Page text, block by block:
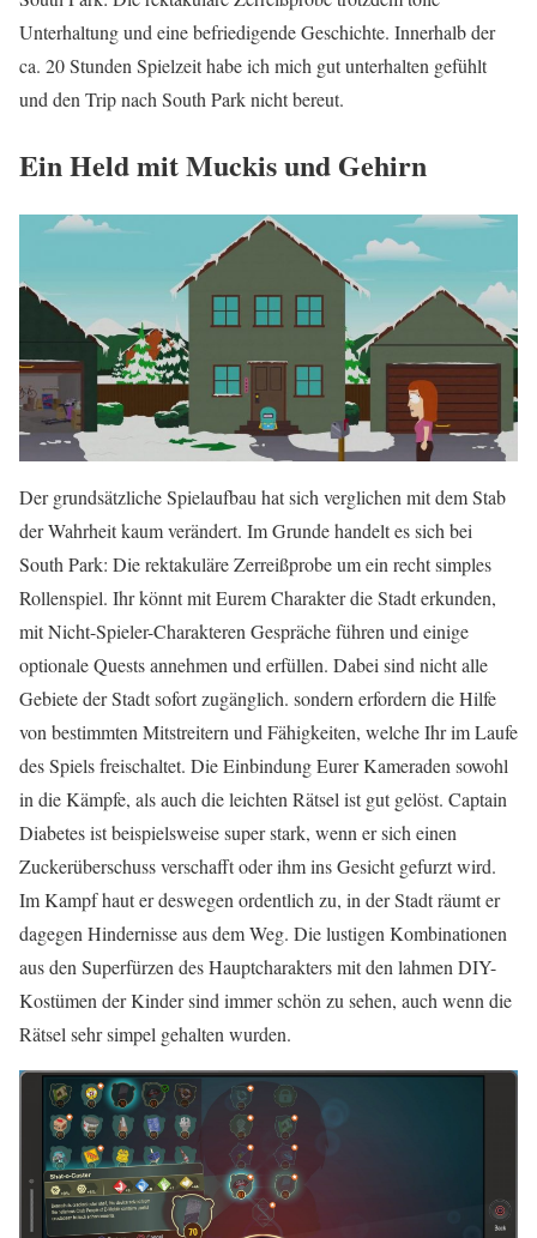
Unterhaltung und eine befriedigende Geschichte. Innerhalb der
ca. 20 Stunden Spielzeit habe ich mich gut unterhalten gefühlt
und den Trip nach South Park nicht bereut.
Ein Held mit Muckis und Gehirn
Der grundsätzliche Spielaufbau hat sich verglichen mit dem Stab
der Wahrheit kaum verändert. Im Grunde handelt es sich bei
South Park: Die rektakuläre Zerreißprobe um ein recht simples
Rollenspiel. Ihr könnt mit Eurem Charakter die Stadt erkunden,
mit Nicht-Spieler-Charakteren Gespräche führen und einige
optionale Quests annehmen und erfüllen. Dabei sind nicht alle
Gebiete der Stadt sofort zugänglich. sondern erfordern die Hilfe
von bestimmten Mitstreitern und Fähigkeiten, welche Ihr im Laufe
des Spiels freischaltet. Die Einbindung Eurer Kameraden sowohl
in die Kämpfe, als auch die leichten Rätsel ist gut gelöst. Captain
Diabetes ist beispielsweise super stark, wenn er sich einen
Zuckerüberschuss verschafft oder ihm ins Gesicht gefurzt wird.
Im Kampf haut er deswegen ordentlich zu, in der Stadt räumt er
dagegen Hindernisse aus dem Weg. Die lustigen Kombinationen
aus den Superfürzen des Hauptcharakters mit den lahmen DIY-
Kostümen der Kinder sind immer schön zu sehen, auch wenn die
Rätsel sehr simpel gehalten wurden.